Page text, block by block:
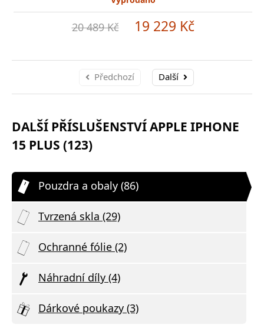
20 489 Kč 19 229 Kč
Předchozí Další
DALŠÍ PŘÍSLUŠENSTVÍ APPLE IPHONE
15 PLUS (123)
Pouzdra a obaly (86)
Tvrzená skla (29)
Ochranné fólie (2)
Náhradní díly (4)
Dárkové poukazy (3)